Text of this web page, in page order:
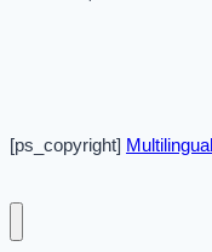
[ps_copyright]